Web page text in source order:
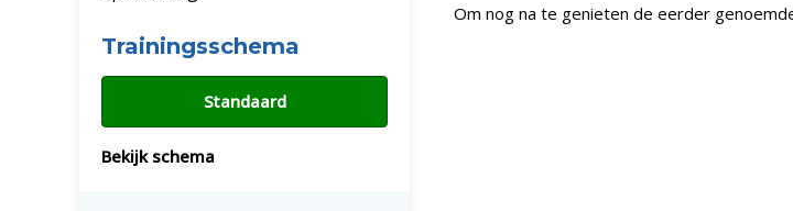
Trainingsschema
Standaard
Bekijk schema
Om nog na te genieten de eerder